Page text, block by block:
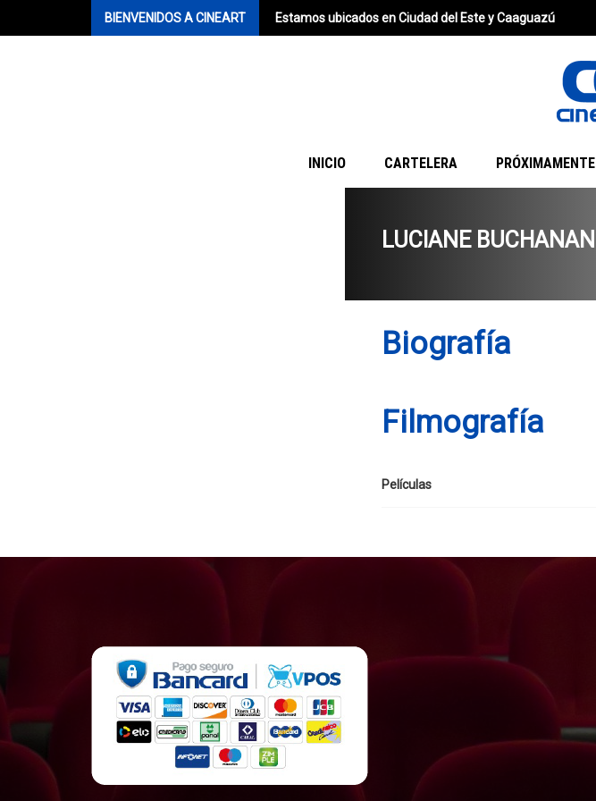
BIENVENIDOS A CINEART Estamos ubicados en Ciudad del Este y Caaguazú
INICIO CARTELERA PRÓXIMAMENTE
LUCIANE BUCHANAN
Biografía
Filmografía
Películas